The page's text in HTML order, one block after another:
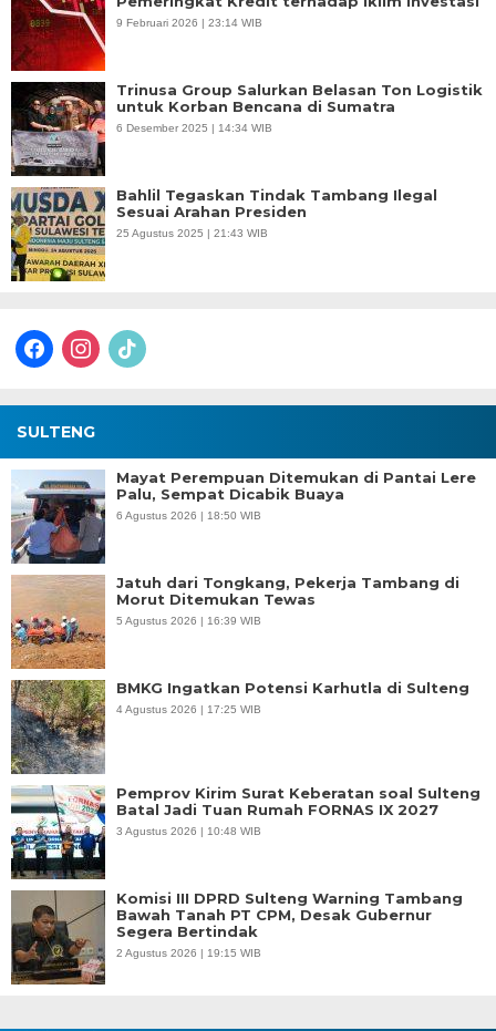
9 Februari 2026 | 23:14 WIB
Trinusa Group Salurkan Belasan Ton Logistik
untuk Korban Bencana di Sumatra
6 Desember 2025 | 14:34 WIB
Bahlil Tegaskan Tindak Tambang Ilegal
Sesuai Arahan Presiden
25 Agustus 2025 | 21:43 WIB
facebookinstagram
tiktok
SULTENG
Mayat Perempuan Ditemukan di Pantai Lere
Palu, Sempat Dicabik Buaya
6 Agustus 2026 | 18:50 WIB
Jatuh dari Tongkang, Pekerja Tambang di
Morut Ditemukan Tewas
5 Agustus 2026 | 16:39 WIB
BMKG Ingatkan Potensi Karhutla di Sulteng
4 Agustus 2026 | 17:25 WIB
Pemprov Kirim Surat Keberatan soal Sulteng
Batal Jadi Tuan Rumah FORNAS IX 2027
3 Agustus 2026 | 10:48 WIB
Komisi III DPRD Sulteng Warning Tambang
Bawah Tanah PT CPM, Desak Gubernur
Segera Bertindak
2 Agustus 2026 | 19:15 WIB